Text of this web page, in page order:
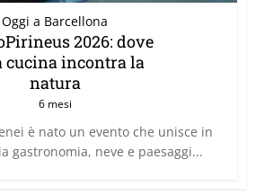
Oggi a Barcellona
2026: dove
cucina incontra la
natura
6 mesi
è nato un evento che unisce in
gastronomia, neve e paesaggi...